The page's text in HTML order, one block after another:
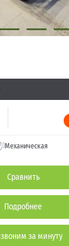
Механическая
Сравнить
Подробнее
за минуту